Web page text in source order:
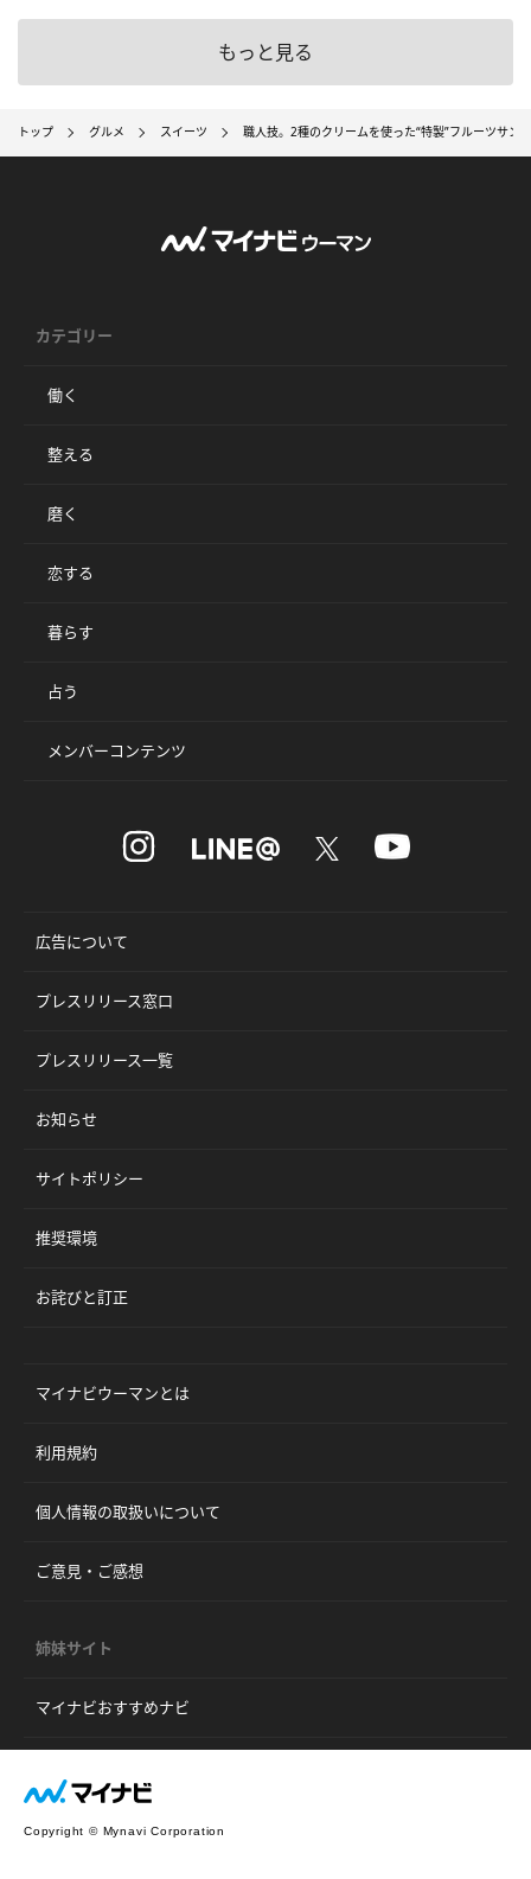
もっと見る
トップ グルメ スイーツ 職人技。2種のクリームを使った“特製”フルーツサン
カテゴリー
働く
整える
磨く
恋する
暮らす
占う
メンバーコンテンツ
広告について
プレスリリース窓口
プレスリリース一覧
お知らせ
サイトポリシー
推奨環境
お詫びと訂正
マイナビウーマンとは
利用規約
個人情報の取扱いについて
ご意見・ご感想
姉妹サイト
マイナビおすすめナビ
Copyright © Mynavi Corporation